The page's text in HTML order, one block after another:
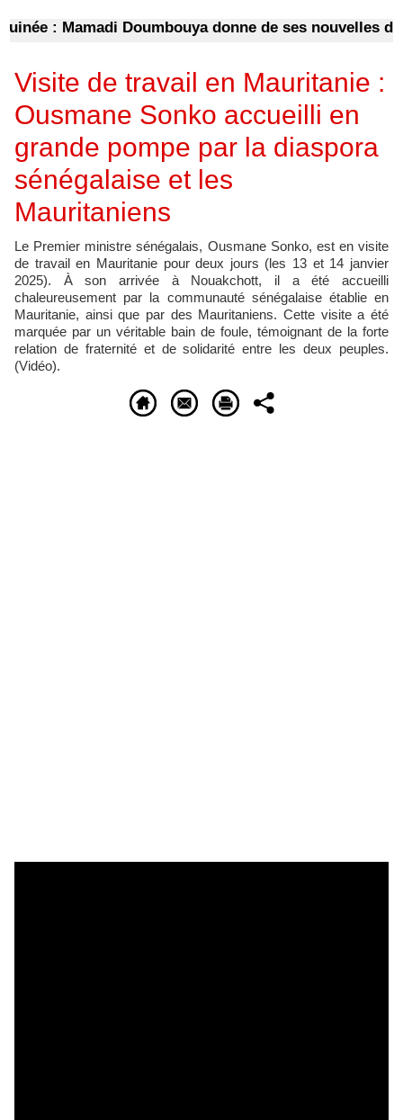
: Mamadi Doumbouya donne de ses nouvelles
Visite de travail en Mauritanie :
Ousmane Sonko accueilli en
grande pompe par la diaspora
sénégalaise et les
Mauritaniens
Le Premier ministre sénégalais, Ousmane Sonko, est en visite
de travail en Mauritanie pour deux jours (les 13 et 14 janvier
2025). À son arrivée à Nouakchott, il a été accueilli
chaleureusement par la communauté sénégalaise établie en
Mauritanie, ainsi que par des Mauritaniens. Cette visite a été
marquée par un véritable bain de foule, témoignant de la forte
relation de fraternité et de solidarité entre les deux peuples.
(Vidéo).